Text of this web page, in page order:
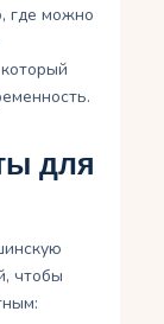
где можно
для
чтобы